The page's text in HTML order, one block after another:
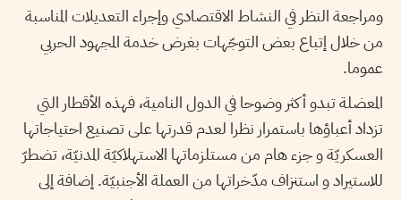
ومراجعة النظر في النشاط الاقتصادي وإجراء التعديلات المناسبة
من خلال إتباع بعض التوجّهات بغرض خدمة المجهود الحربي
عموما.
المعضلة تبدو أكثر وضوحا في الدول النامية، فهذه الأقطار التي
تزداد أعباؤها باستمرار نظرا لعدم قدرتها على تصنيع احتياجاتها
العسكريّة و جزء هام من مستلزماتها الاستهلاكيّة المدنيّة، تضطرّ
للاستيراد و استنزاف مدّخراتها من العملة الأجنبيّة. إضافة إلى